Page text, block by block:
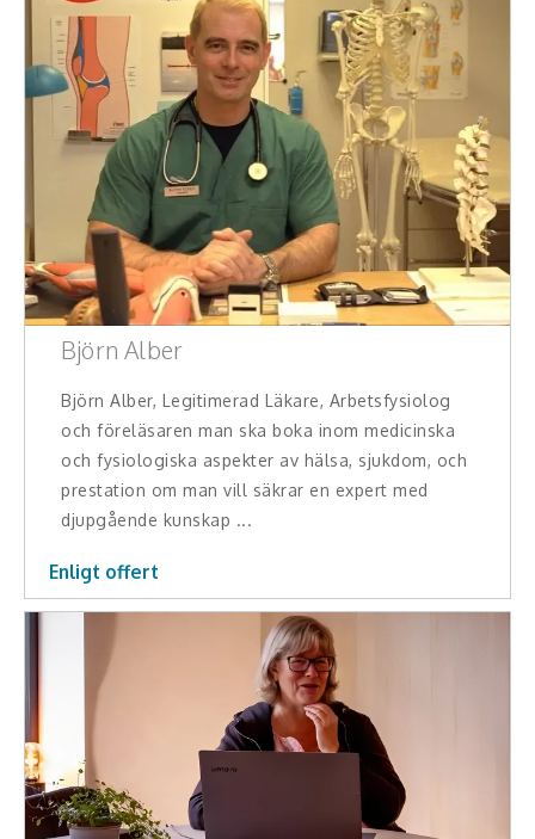
Björn Alber
Björn Alber, Legitimerad Läkare, Arbetsfysiolog
och föreläsaren man ska boka inom medicinska
och fysiologiska aspekter av hälsa, sjukdom, och
prestation om man vill säkrar en expert med
djupgående kunskap ...
Enligt offert